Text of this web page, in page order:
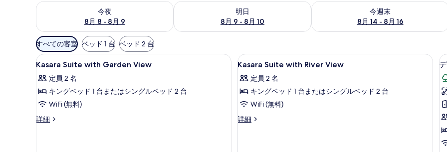
今夜
8月 8 - 8月 9
今夜 8月 8 - 8月 9 の空室状況をチェック
明日
8月 9 - 8月 10
明日 8月 9 - 8月 10 の空室状況をチェック
今週末
8月 14 - 8月 16
今週末 8月 14 - 8月 16 の空室状況を
利
用
可
能
な
客
室
の
すべての客室 ベッド 1 台 ベッド 2 台
Kasara
Suite
with
Garden
View
の
高級寝具、ミニバー、セーフティボックス (室内)、デスク
6
Kasara Suite with Garden View
定員 2 名
キングベッド 1 台またはシングルベッド 2 台
WiFi (無料)
詳細
Kasara
Kasara
Suite
with
River
View
の
高級寝具、ミニバー、セーフティボ
12
Kasara Suite with River View
定員 2 名
キングベッド 1 台またはシングルベッド 2 台
WiFi (無料)
詳細
Kasara